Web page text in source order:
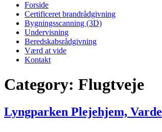
Forside
Certificeret brandrådgivning
Bygningsscanning (3D)
Undervisning
Beredskabsrådgivning
Værd at vide
Kontakt
Category: Flugtveje
Lyngparken Plejehjem, Varde